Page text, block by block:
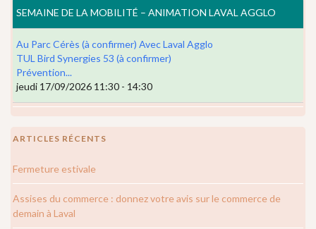
SEMAINE DE LA MOBILITÉ – ANIMATION LAVAL AGGLO
Au Parc Cérès (à confirmer) Avec Laval Agglo
TUL Bird Synergies 53 (à confirmer)
Prévention...
jeudi 17/09/2026 11:30 - 14:30
ARTICLES RÉCENTS
Fermeture estivale
Assises du commerce : donnez votre avis sur le commerce de
demain à Laval